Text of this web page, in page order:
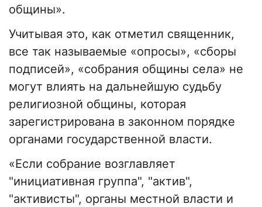
общины».
Учитывая это, как отметил священник,
все так называемые «опросы», «сборы
подписей», «собрания общины села» не
могут влиять на дальнейшую судьбу
религиозной общины, которая
зарегистрирована в законном порядке
органами государственной власти.
«Если собрание возглавляет
"инициативная группа", "актив",
"активисты", органы местной власти и